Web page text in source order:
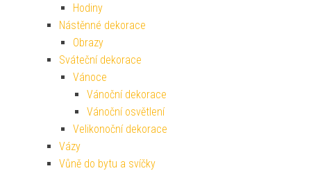
Hodiny
Nástěnné dekorace
Obrazy
Sváteční dekorace
Vánoce
Vánoční dekorace
Vánoční osvětlení
Velikonoční dekorace
Vázy
Vůně do bytu a svíčky